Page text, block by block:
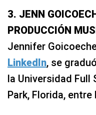
3. JENN
PRODUCCIÓN
Jennifer
LinkedIn, se
la Universidad Full
Park, Florida,